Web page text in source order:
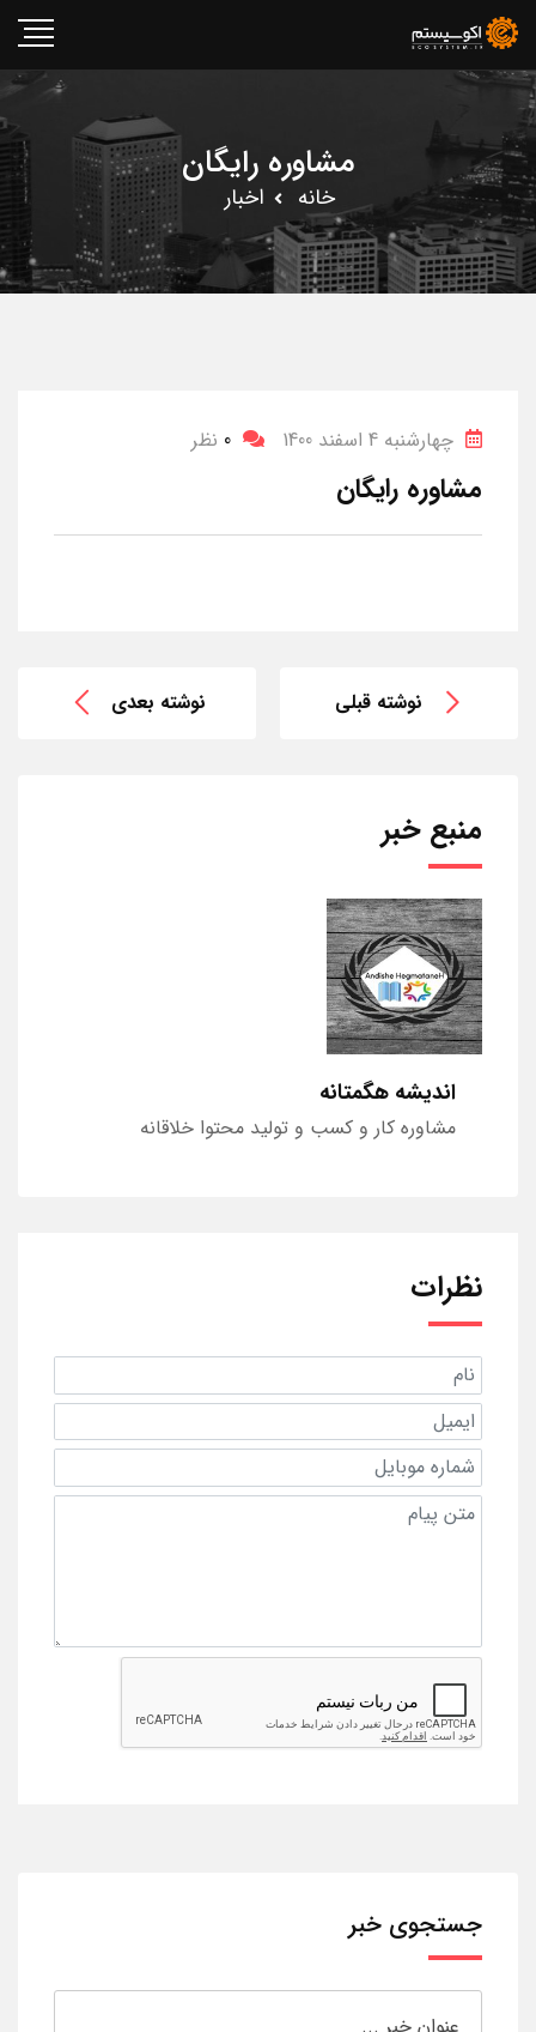
مشاوره رایگان
خانه اخبار
چهارشنبه 4 اسفند 1400 0 نظر
مشاوره رایگان
نوشته قبلی نوشته بعدی
منبع خبر
اندیشه هگمتانه
مشاوره کار و کسب و تولید محتوا خلاقانه
نظرات
جستجوی خبر